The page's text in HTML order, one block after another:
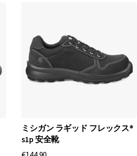
ミシガン ラギッド フレックス®
s1p 安全靴